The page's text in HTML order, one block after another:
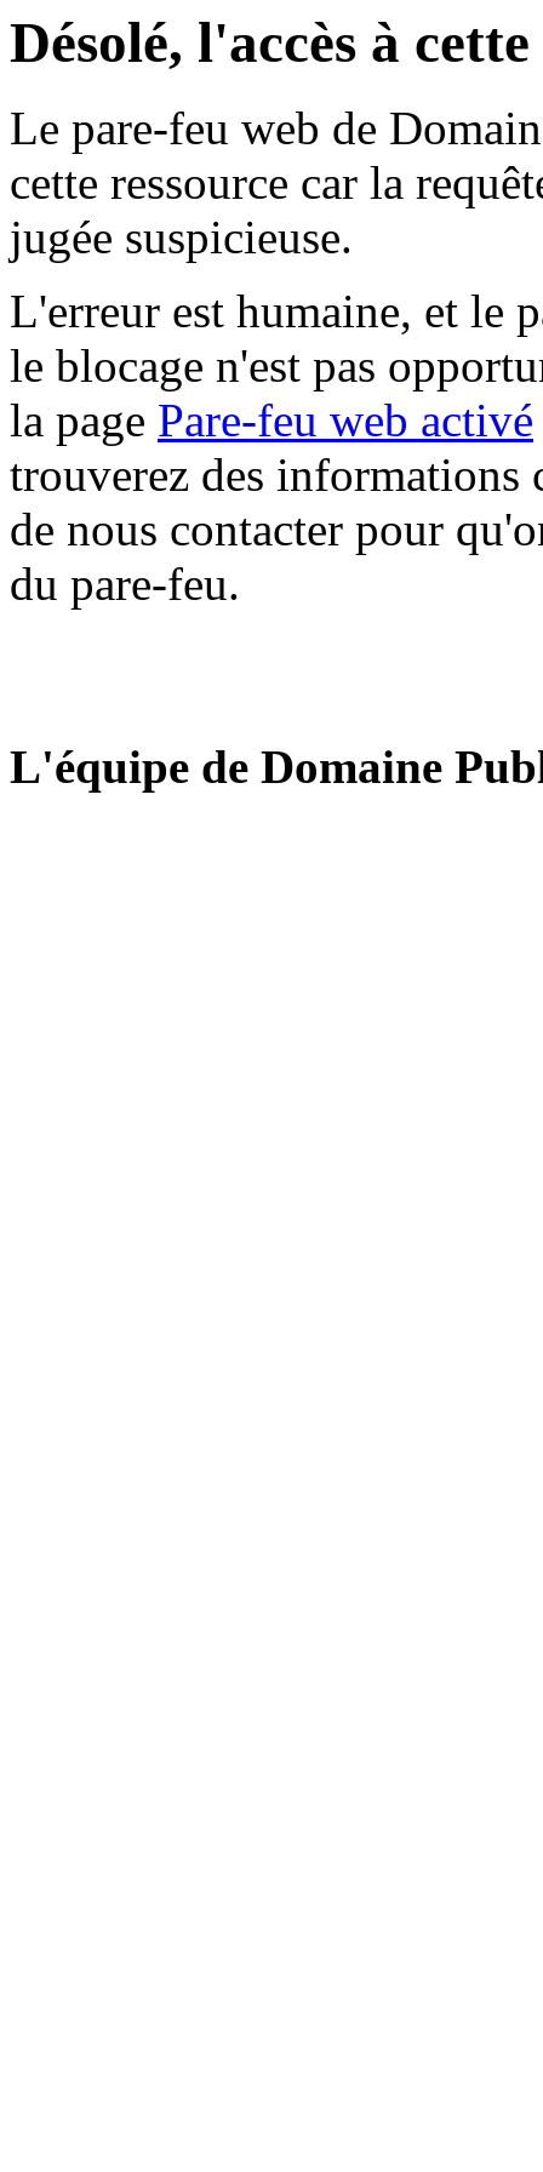
Désolé, l'accès à
Le pare-feu web de
cette ressource car la
jugée suspicieuse.
L'erreur est humaine, et le
le blocage n'est pas
la page Pare-feu web activé
trouverez des informations
de nous contacter pour
du pare-feu.
L'équipe de Domaine